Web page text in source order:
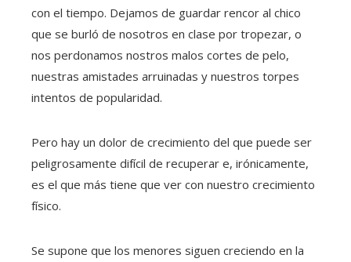
con el tiempo. Dejamos de guardar rencor al chico
que se burló de nosotros en clase por tropezar, o
nos perdonamos nostros malos cortes de pelo,
nuestras amistades arruinadas y nuestros torpes
intentos de popularidad.
Pero hay un dolor de crecimiento del que puede ser
peligrosamente difícil de recuperar e, irónicamente,
es el que más tiene que ver con nuestro crecimiento
físico.
Se supone que los menores siguen creciendo en la